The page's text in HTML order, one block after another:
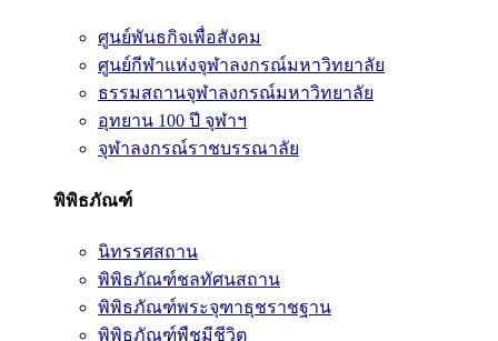
ศูนย์พันธกิจเพื่อสังคม
ศูนย์กีฬาแห่งจุฬาลงกรณ์มหาวิทยาลัย
ธรรมสถานจุฬาลงกรณ์มหาวิทยาลัย
อุทยาน 100 ปี จุฬาฯ
จุฬาลงกรณ์ราชบรรณาลัย
พิพิธภัณฑ์
นิทรรศสถาน
พิพิธภัณฑ์ชลทัศนสถาน
พิพิธภัณฑ์พระจุฑาธุชราชฐาน
พิพิธภัณฑ์พืชมีชีวิต